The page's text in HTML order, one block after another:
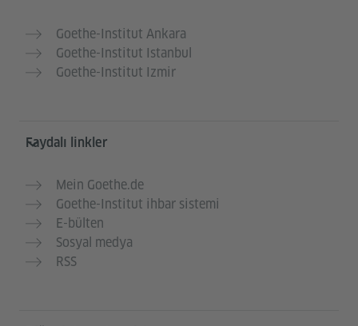
Goethe-Institut Ankara
Goethe-Institut Istanbul
Goethe-Institut Izmir
Faydalı linkler
Mein Goethe.de
Goethe-Institut ihbar sistemi
E-bülten
Sosyal medya
RSS